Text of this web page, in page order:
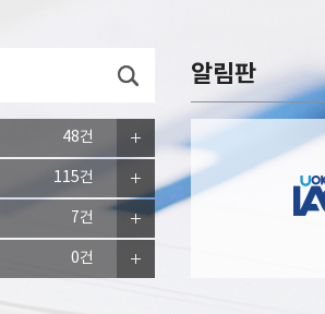
48건
115건
7건
0건
알림판